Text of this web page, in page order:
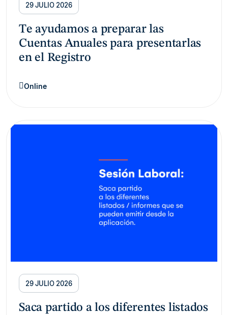
29 JULIO 2026
Te ayudamos a preparar las
Cuentas Anuales para presentarlas
en el Registro
Online
29 JULIO 2026
Saca partido a los diferentes listados